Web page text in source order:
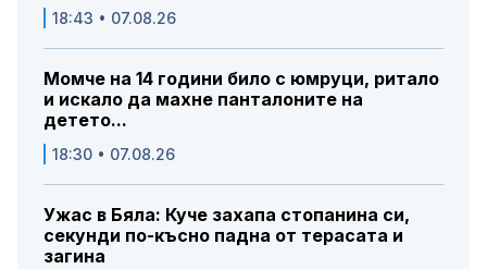
18:43 • 07.08.26
Момче на 14 години било с юмруци, ритало
и искало да махне панталоните на
детето...
18:30 • 07.08.26
Ужас в Бяла: Куче захапа стопанина си,
секунди по-късно падна от терасата и
загина